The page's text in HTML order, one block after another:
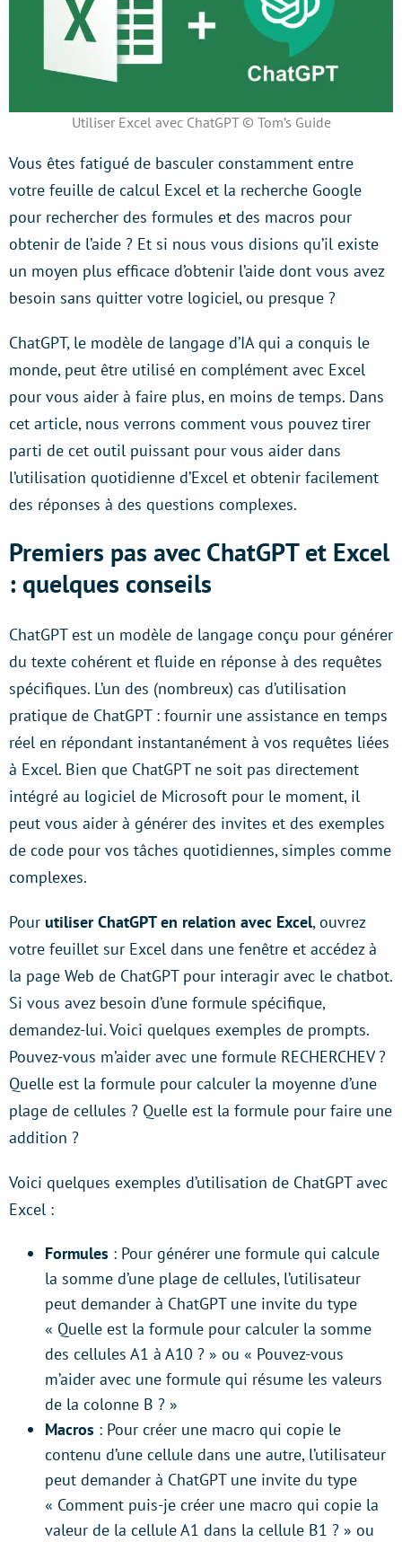
Utiliser Excel avec ChatGPT © Tom’s Guide
Vous êtes fatigué de basculer constamment entre
votre feuille de calcul Excel et la recherche Google
pour rechercher des formules et des macros pour
obtenir de l’aide ? Et si nous vous disions qu’il existe
un moyen plus efficace d’obtenir l’aide dont vous avez
besoin sans quitter votre logiciel, ou presque ?
ChatGPT, le modèle de langage d’IA qui a conquis le
monde, peut être utilisé en complément avec Excel
pour vous aider à faire plus, en moins de temps. Dans
cet article, nous verrons comment vous pouvez tirer
parti de cet outil puissant pour vous aider dans
l’utilisation quotidienne d’Excel et obtenir facilement
des réponses à des questions complexes.
Premiers pas avec ChatGPT et Excel
: quelques conseils
ChatGPT est un modèle de langage conçu pour générer
du texte cohérent et fluide en réponse à des requêtes
spécifiques. L’un des (nombreux) cas d’utilisation
pratique de ChatGPT : fournir une assistance en temps
réel en répondant instantanément à vos requêtes liées
à Excel. Bien que ChatGPT ne soit pas directement
intégré au logiciel de Microsoft pour le moment, il
peut vous aider à générer des invites et des exemples
de code pour vos tâches quotidiennes, simples comme
complexes.
Pour utiliser ChatGPT en relation avec Excel, ouvrez
votre feuillet sur Excel dans une fenêtre et accédez à
la page Web de ChatGPT pour interagir avec le chatbot.
Si vous avez besoin d’une formule spécifique,
demandez-lui. Voici quelques exemples de prompts.
Pouvez-vous m’aider avec une formule RECHERCHEV ?
Quelle est la formule pour calculer la moyenne d’une
plage de cellules ? Quelle est la formule pour faire une
addition ?
Voici quelques exemples d’utilisation de ChatGPT avec
Excel :
Formules : Pour générer une formule qui calcule
la somme d’une plage de cellules, l’utilisateur
peut demander à ChatGPT une invite du type
« Quelle est la formule pour calculer la somme
des cellules A1 à A10 ? » ou « Pouvez-vous
m’aider avec une formule qui résume les valeurs
de la colonne B ? »
Macros : Pour créer une macro qui copie le
contenu d’une cellule dans une autre, l’utilisateur
peut demander à ChatGPT une invite du type
« Comment puis-je créer une macro qui copie la
valeur de la cellule A1 dans la cellule B1 ? » ou